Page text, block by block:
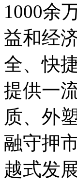
1000余
益和经
全、快
提供一
质、外
融守押
越式发展